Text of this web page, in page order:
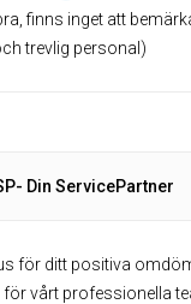
finns inget att
trevlig personal)
Din ServicePartner
för ditt positiva
vårt professionella